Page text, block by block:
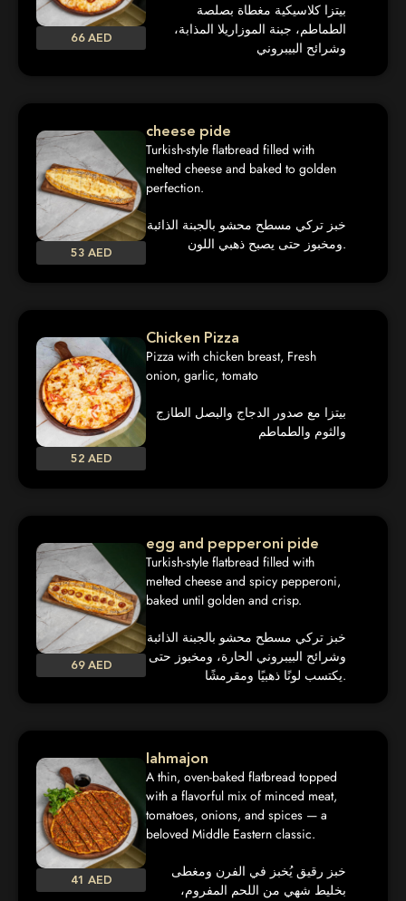
66 AED
بيتزا كلاسيكية مغطاة بصلصة
الطماطم، جبنة الموزاريلا المذابة،
وشرائح البيبروني
53 AED
cheese pide
Turkish-style flatbread filled with
melted cheese and baked to golden
perfection.
خبز تركي مسطح محشو بالجبنة الذائبة
ومخبوز حتى يصبح ذهبي اللون.
52 AED
Chicken Pizza
Pizza with chicken breast, Fresh
onion, garlic, tomato
بيتزا مع صدور الدجاج والبصل الطازج
والثوم والطماطم
69 AED
egg and pepperoni pide
Turkish-style flatbread filled with
melted cheese and spicy pepperoni,
baked until golden and crisp.
خبز تركي مسطح محشو بالجبنة الذائبة
وشرائح البيبروني الحارة، ومخبوز حتى
يكتسب لونًا ذهبيًا ومقرمشًا.
41 AED
lahmajon
A thin, oven-baked flatbread topped
with a flavorful mix of minced meat,
tomatoes, onions, and spices — a
beloved Middle Eastern classic.
خبز رقيق يُخبز في الفرن ومغطى
بخليط شهي من اللحم المفروم،